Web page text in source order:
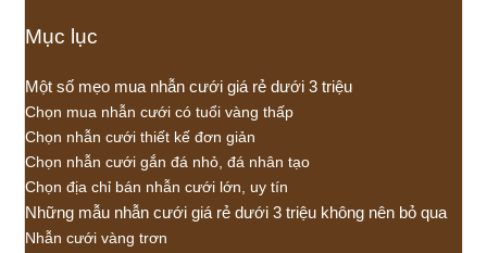
Mục lục
Một số mẹo mua nhẫn cưới giá rẻ dưới 3 triệu
Chọn mua nhẫn cưới có tuổi vàng thấp
Chọn nhẫn cưới thiết kế đơn giản
Chọn nhẫn cưới gắn đá nhỏ, đá nhân tạo
Chọn địa chỉ bán nhẫn cưới lớn, uy tín
Những mẫu nhẫn cưới giá rẻ dưới 3 triệu không nên bỏ qua
Nhẫn cưới vàng trơn